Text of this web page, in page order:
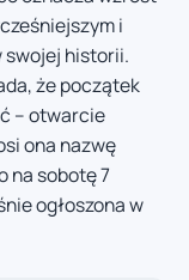
i
swojej historii.
że początek
– otwarcie
ona nazwę
na sobotę 7
ogłoszona w